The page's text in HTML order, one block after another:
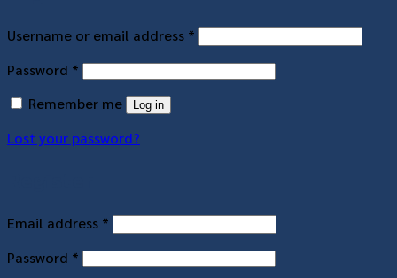
Username or email address * Required
Password * Required
Remember me
Log in
Lost your password?
Email address * Required
Password * Required